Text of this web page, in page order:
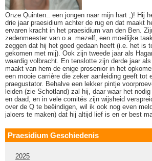
Onze Quinten.. een jongen naar mijn hart ;)! Hij
drie jaar praesidium achter de rug en dat maakt
ervaren kracht in het praesidium van den Ben.
zedenmeester van o.a. mezelf, een moeilijke
zeggen dat hij het goed gedaan heeft (i.e. het is
gekomen met mij). Ook zijn tweede jaar als
waardig volbracht. En tenslotte zijn derde jaar
maakt van hem de enige prosenior in het
een mooie carrière die zeker aanleiding geeft tot
praegustator. Behalve een lekker pintje
leiden (zie Schotland) zal hij, daar waar het
en daad, en in vele comités zijn wijsheid
over de Q te beëindigen, wil ik ook nog even
jaloers te maken) dat hij altijd lief is en er best
Praesidium Geschiedenis
2025